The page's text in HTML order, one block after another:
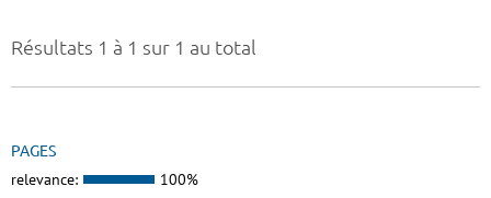
Résultats 1 à 1 sur 1 au total
PAGES
relevance: 100%